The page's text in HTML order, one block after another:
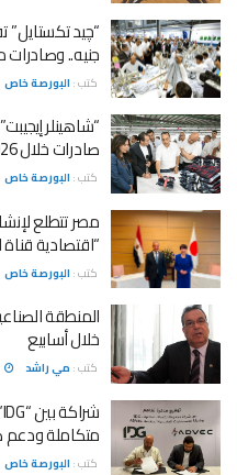
“چيد تكستايل”
جنيه.. وصادرات متوقعة
كتب : البورصة خاص
صادرات خلال 2026
كتب : البورصة خاص
مصر تتطلع
“اقتصادية
كتب : البورصة خاص
المنطقة
خلال أسابيع
كتب : مي راشد
متكاملة ودعم
كتب : البورصة خاص